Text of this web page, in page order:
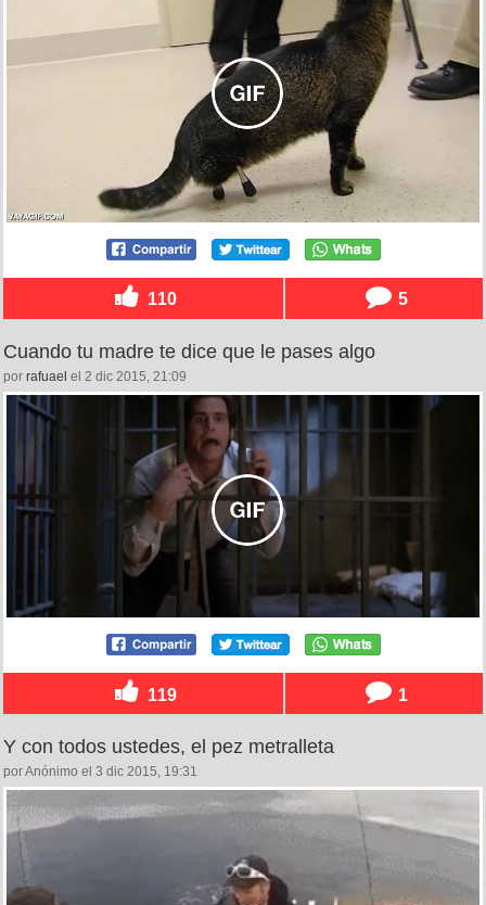
110 5
Cuando tu madre te dice que le pases algo
por rafuael el 2 dic 2015, 21:09
119 1
Y con todos ustedes, el pez metralleta
por Anónimo el 3 dic 2015, 19:31